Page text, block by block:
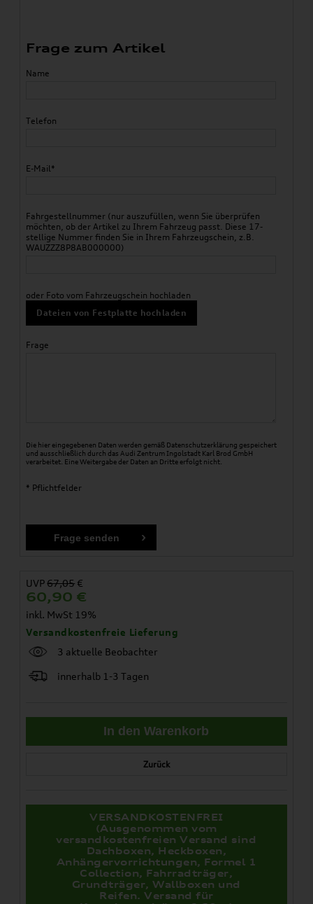
Frage zum Artikel
Name
Telefon
E-Mail*
Fahrgestellnummer (nur auszufüllen, wenn Sie überprüfen
möchten, ob der Artikel zu Ihrem Fahrzeug passt. Diese 17-
stellige Nummer finden Sie in Ihrem Fahrzeugschein, z.B.
WAUZZZ8P8AB000000)
oder Foto vom Fahrzeugschein hochladen
Dateien von Festplatte hochladen
Frage
Die hier eingegebenen Daten werden gemäß Datenschutzerklärung gespeichert
und ausschließlich durch das Audi Zentrum Ingolstadt Karl Brod GmbH
verarbeitet. Eine Weitergabe der Daten an Dritte erfolgt nicht.
* Pflichtfelder
UVP67,05 €
60,90 €
inkl. MwSt 19%
Versandkostenfreie Lieferung
3 aktuelle Beobachter
innerhalb 1-3 Tagen
Zurück
VERSANDKOSTENFREI
(Ausgenommen vom
versandkostenfreien Versand sind
Dachboxen, Heckboxen,
Anhängervorrichtungen, Formel 1
Collection, Fahrradträger,
Grundträger, Wallboxen und
Reifen. Versand für